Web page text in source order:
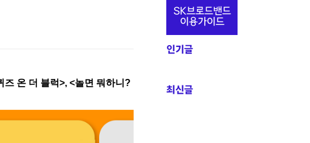
즈 온 더 블럭>, <놀면 뭐하니?
추
정
보
SK브로드밴드
이용가이드
인기글
최신글